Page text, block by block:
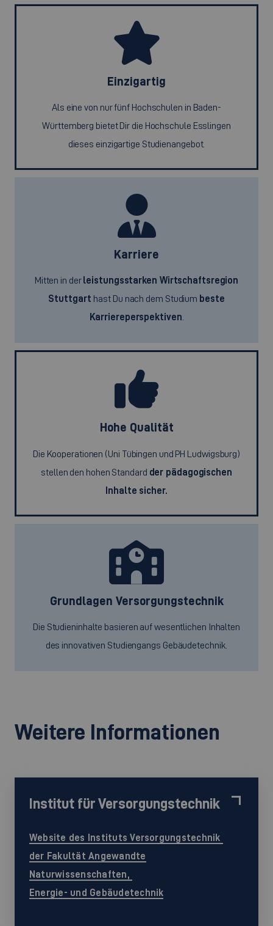
Einzigartig
Als eine von nur fünf Hochschulen in Baden-
Württemberg bietet Dir die Hochschule Esslingen
dieses einzigartige Studienangebot.
Karriere
Mitten in derleistungsstarken Wirtschaftsregion
Stuttgart hast Du nach dem Studium beste
Karriereperspektiven.
Hohe Qualität
Die Kooperationen (Uni Tübingen und PH Ludwigsburg)
stellen den hohen Standard der pädagogischen
Inhalte sicher.
Grundlagen Versorgungstechnik
Die Studieninhalte basieren auf wesentlichen Inhalten
des innovativen Studiengangs Gebäudetechnik.
Weitere Informationen
Institut für Versorgungstechnik
Website des Instituts Versorgungstechnik
der Fakultät Angewandte
Naturwissenschaften,
Energie- und Gebäudetechnik